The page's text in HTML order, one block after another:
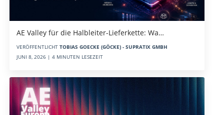
AE Valley für die Halbleiter-Lieferkette: Wa…
VERÖFFENTLICHT TOBIAS GOECKE (GÖCKE) - SUPRATIX GMBH
JUNI 8, 2026 | 4 MINUTEN LESEZEIT